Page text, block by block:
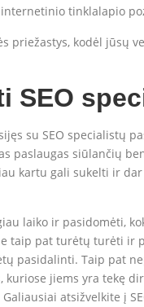
tinklalapio
priežastys, kodėl
SEO
su SEO specialistų
paslaugas siūlančių
kartu gali sukelti ir
laiko ir pasidomėti,
taip pat turėtų turėti ir
pasidalinti. Taip pat
kuriose jiems yra tekę
atsižvelkite į